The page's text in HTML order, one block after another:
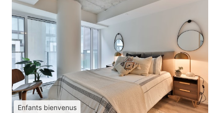
Enfants bienvenus